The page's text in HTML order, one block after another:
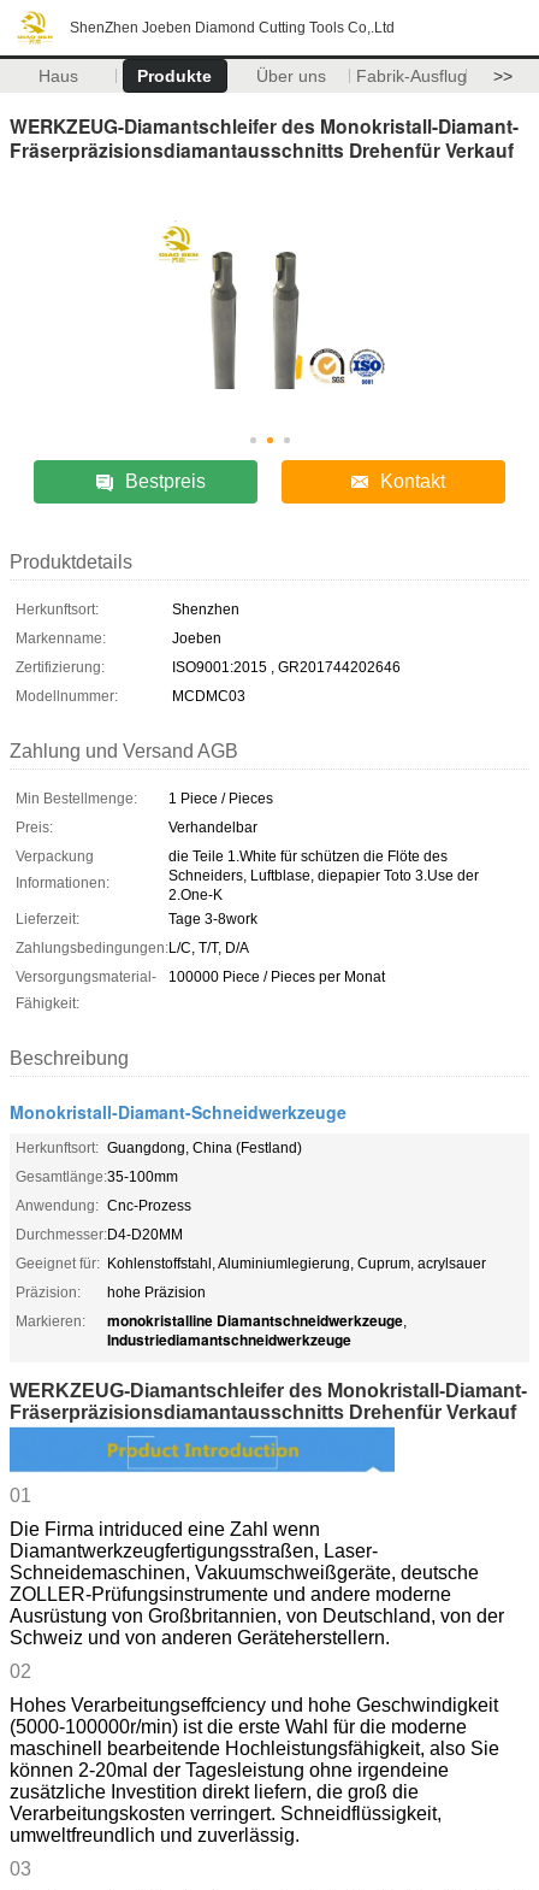
ShenZhen Joeben Diamond Cutting Tools Co,.Ltd
Haus Produkte Über uns Fabrik-Ausflug >>
WERKZEUG-Diamantschleifer des Monokristall-Diamant-
Fräserpräzisionsdiamantausschnitts Drehenfür Verkauf
Bestpreis Kontakt
Produktdetails
Herkunftsort:
Shenzhen
Markenname:
Joeben
Zertifizierung:
ISO9001:2015 , GR201744202646
Modellnummer:
MCDMC03
Zahlung und Versand AGB
Min Bestellmenge:
1 Piece / Pieces
Preis:
Verhandelbar
Verpackung
Informationen:
die Teile 1.White für schützen die Flöte des
Schneiders, Luftblase, diepapier Toto 3.Use der
2.One-K
Lieferzeit:
Tage 3-8work
Zahlungsbedingungen:L/C, T/T, D/A
Versorgungsmaterial-
Fähigkeit:
100000 Piece / Pieces per Monat
Beschreibung
Monokristall-Diamant-Schneidwerkzeuge
Herkunftsort: Guangdong, China (Festland)
Gesamtlänge:35-100mm
Anwendung: Cnc-Prozess
Durchmesser:D4-D20MM
Geeignet für: Kohlenstoffstahl, Aluminiumlegierung, Cuprum, acrylsauer
Präzision:
hohe Präzision
Markieren:
monokristalline Diamantschneidwerkzeuge,
Industriediamantschneidwerkzeuge
WERKZEUG-Diamantschleifer des Monokristall-Diamant-
Fräserpräzisionsdiamantausschnitts Drehenfür Verkauf
01
Die Firma intriduced eine Zahl wenn
Diamantwerkzeugfertigungsstraßen, Laser-
Schneidemaschinen, Vakuumschweißgeräte, deutsche
ZOLLER-Prüfungsinstrumente und andere moderne
Ausrüstung von Großbritannien, von Deutschland, von der
Schweiz und von anderen Geräteherstellern.
02
Hohes Verarbeitungseffciency und hohe Geschwindigkeit
(5000-100000r/min) ist die erste Wahl für die moderne
maschinell bearbeitende Hochleistungsfähigkeit, also Sie
können 2-20mal der Tagesleistung ohne irgendeine
zusätzliche Investition direkt liefern, die groß die
Verarbeitungskosten verringert. Schneidflüssigkeit,
umweltfreundlich und zuverlässig.
03